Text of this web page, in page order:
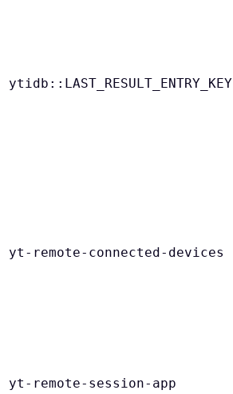
ytidb::LAST_RESULT_ENTRY_KEY
yt-remote-connected-devices
yt-remote-session-app